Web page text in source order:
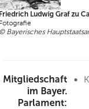
Ludwig Graf zu
Bayerisches
Mitgliedschaft
im Bayer.
Parlament: